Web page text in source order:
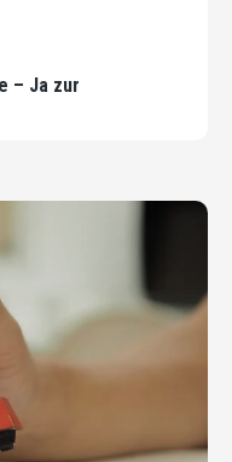
– Ja zur